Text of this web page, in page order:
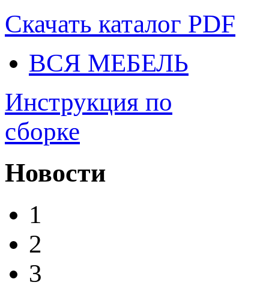
Скачать каталог PDF
ВСЯ МЕБЕЛЬ
Инструкция по
сборке
Новости
1
2
3